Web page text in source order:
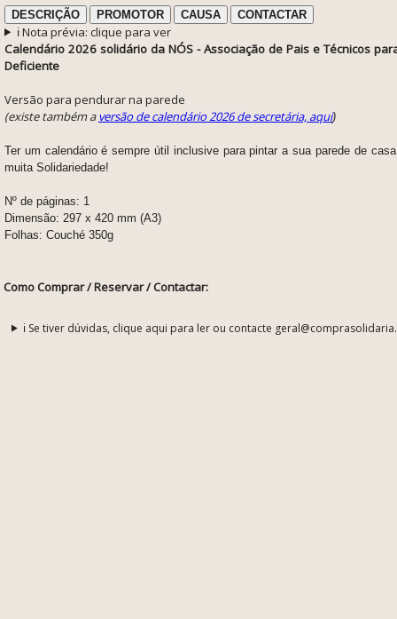
DESCRIÇÃO PROMOTOR CAUSA CONTACTAR
ℹ️ Nota prévia: clique para ver
Calendário 2026 solidário da NÓS - Associação de Pais e Técnicos
Deficiente
Versão para pendurar na parede
(existe também aversão de calendário 2026 de secretária, aqui)
Ter um calendário é sempre útil inclusive para pintar a sua parede de
muita Solidariedade!
Nº de páginas: 1
Dimensão: 297 x 420 mm (A3)
Folhas: Couché 350g
Como Comprar / Reservar / Contactar:
ℹ️ Se tiver dúvidas, clique aqui para ler ou contacte